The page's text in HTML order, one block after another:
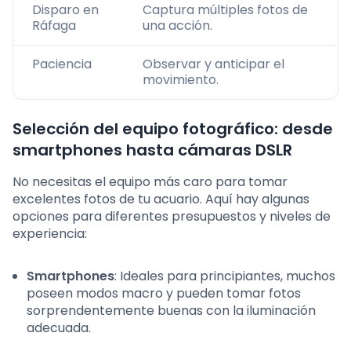
Disparo en
Ráfaga
Captura múltiples fotos de
una acción.
Paciencia
Observar y anticipar el
movimiento.
Selección del equipo fotográfico: desde
smartphones hasta cámaras DSLR
No necesitas el equipo más caro para tomar
excelentes fotos de tu acuario. Aquí hay algunas
opciones para diferentes presupuestos y niveles de
experiencia:
Smartphones: Ideales para principiantes, muchos
poseen modos macro y pueden tomar fotos
sorprendentemente buenas con la iluminación
adecuada.